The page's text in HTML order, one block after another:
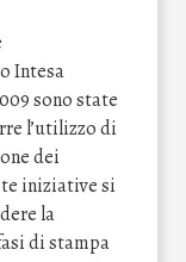
Intesa
sono state
l’utilizzo di
dei
iniziative si
la
di stampa